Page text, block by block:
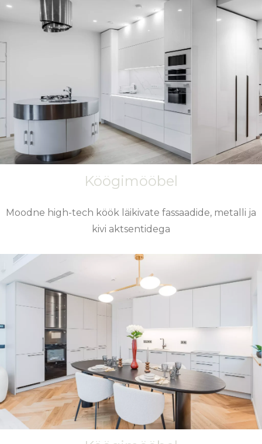
Köögimööbel
Moodne high-tech köök läikivate fassaadide, metalli ja
kivi aktsentidega